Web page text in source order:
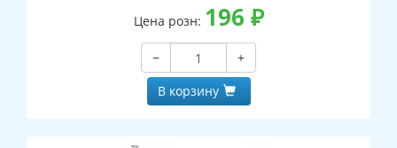
Цена розн: 196 ₽
−
+
В корзину